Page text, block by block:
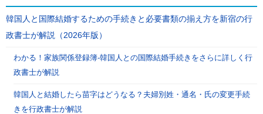
韓国人と国際結婚するための手続きと必要書類の揃え方を新宿の行
政書士が解説（2026年版）
わかる！家族関係登録簿-韓国人との国際結婚手続きをさらに詳しく行
政書士が解説
韓国人と結婚したら苗字はどうなる？夫婦別姓・通名・氏の変更手続
きを行政書士が解説